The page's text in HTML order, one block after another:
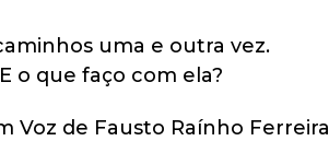
uma e outra vez.
o que faço com ela?
Voz de Fausto Raínho Ferreira